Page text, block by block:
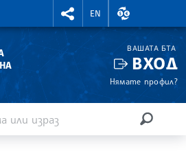
RIGHTMENU.SOCIAL
EN
ВАЛУТНИ
ВАШАТА БТА
ВХОД
Нямате профил?